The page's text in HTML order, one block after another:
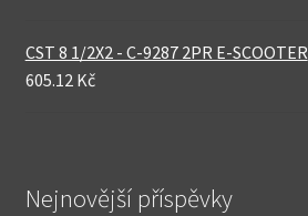
CST 8 1/2X2 - C-9287 2PR E-SCOOTER
605.12 Kč
Nejnovější příspěvky